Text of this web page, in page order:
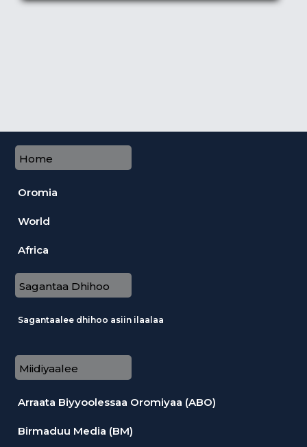
Home
Oromia
World
Africa
Sagantaa Dhihoo
Sagantaalee dhihoo asiin ilaalaa
Miidiyaalee
Arraata Biyyoolessaa Oromiyaa (ABO)
Birmaduu Media (BM)